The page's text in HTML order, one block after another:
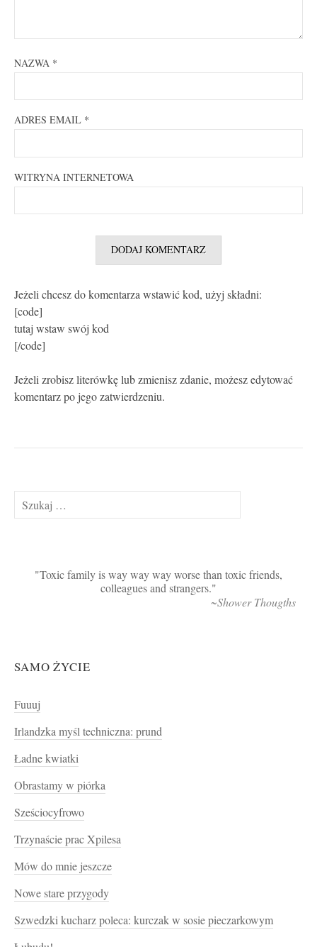
NAZWA *
ADRES EMAIL *
WITRYNA INTERNETOWA
Jeżeli chcesz do komentarza wstawić kod, użyj składni:
[code]
tutaj wstaw swój kod
[/code]
Jeżeli zrobisz literówkę lub zmienisz zdanie, możesz edytować
komentarz po jego zatwierdzeniu.
Szukaj:
Toxic family is way way way worse than toxic friends,
colleagues and strangers.
~Shower Thougths
SAMO ŻYCIE
Fuuuj
Irlandzka myśl techniczna: prund
Ładne kwiatki
Obrastamy w piórka
Sześciocyfrowo
Trzynaście prac Xpilesa
Mów do mnie jeszcze
Nowe stare przygody
Szwedzki kucharz poleca: kurczak w sosie pieczarkowym